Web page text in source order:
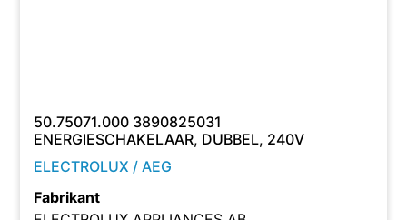
50.75071.000 3890825031
ENERGIESCHAKELAAR, DUBBEL, 240V
ELECTROLUX / AEG
Fabrikant